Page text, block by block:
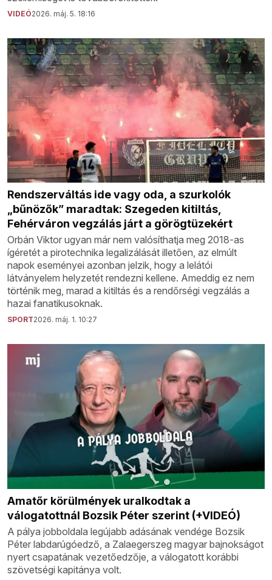
VIDEÓ2026. máj. 5. 18:16
Rendszerváltás ide vagy oda, a szurkolók
„bűnözők” maradtak: Szegeden kitiltás,
Fehérváron vegzálás járt a görögtüzekért
Orbán Viktor ugyan már nem valósíthatja meg 2018-as
ígéretét a pirotechnika legalizálását illetően, az elmúlt
napok eseményei azonban jelzik, hogy a lelátói
látványelem helyzetét rendezni kellene. Ameddig ez nem
történik meg, marad a kitiltás és a rendőrségi vegzálás a
hazai fanatikusoknak.
SPORT2026. máj. 1. 10:27
Amatőr körülmények uralkodtak a
válogatottnál Bozsik Péter szerint (+VIDEÓ)
A pálya jobboldala legújabb adásának vendége Bozsik
Péter labdarúgóedző, a Zalaegerszeg magyar bajnokságot
nyert csapatának vezetőedzője, a válogatott korábbi
szövetségi kapitánya volt.